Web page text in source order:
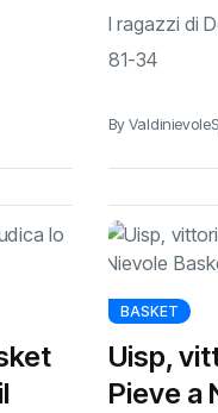
I ragazzi di
81-34
By
BASKET
Uisp,
Pieve a